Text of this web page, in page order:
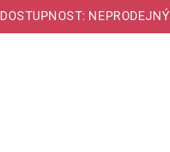
DOSTUPNOST: NEPRODEJNÝ